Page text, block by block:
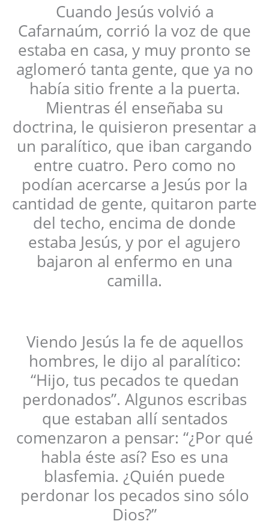
Cuando Jesús volvió a
Cafarnaúm, corrió la voz de que
estaba en casa, y muy pronto se
aglomeró tanta gente, que ya no
había sitio frente a la puerta.
Mientras él enseñaba su
doctrina, le quisieron presentar a
un paralítico, que iban cargando
entre cuatro. Pero como no
podían acercarse a Jesús por la
cantidad de gente, quitaron parte
del techo, encima de donde
estaba Jesús, y por el agujero
bajaron al enfermo en una
camilla.
Viendo Jesús la fe de aquellos
hombres, le dijo al paralítico:
“Hijo, tus pecados te quedan
perdonados”. Algunos escribas
que estaban allí sentados
comenzaron a pensar: “¿Por qué
habla éste así? Eso es una
blasfemia. ¿Quién puede
perdonar los pecados sino sólo
Dios?”